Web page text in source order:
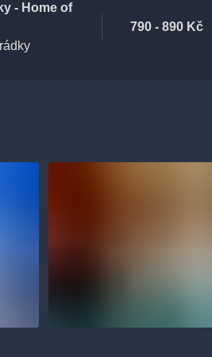
- Home of
790 - 890 Kč